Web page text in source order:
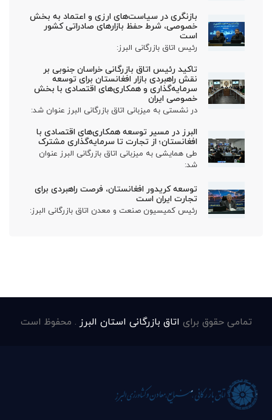
بازنگری در سیاست‌های ارزی و اعتماد به بخش
خصوصی، شرط حفظ بازارهای صادراتی کشور
است
رئیس اتاق بازرگانی البرز:
تاکید رئیس اتاق بازرگانی خراسان جنوبی بر
نقش راهبردی بازار افغانستان برای توسعه
سرمایه‌گذاری و همکاری‌های اقتصادی با بخش
خصوصی ایران
در نشستی به میزبانی اتاق بازرگانی البرز عنوان شد:
البرز در مسیر توسعه همکاری‌های اقتصادی با
افغانستان؛ از تجارت تا سرمایه‌گذاری مشترک
طی همایشی به میزبانی اتاق بازرگانی البرز عنوان
شد:
توسعه کریدور افغانستان، فرصت راهبردی برای
تجارت ایران است
رئیس کمیسیون صنعت و معدن اتاق بازرگانی البرز:
تمامی حقوق برای اتاق بازرگانی استان البرز . محفوظ است